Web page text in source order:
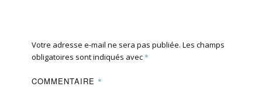
Votre adresse e-mail ne sera pas publiée. Les champs
obligatoires sont indiqués avec *
COMMENTAIRE *